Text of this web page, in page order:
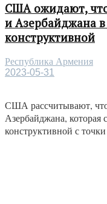
США ожидают,
и Азербайджана
конструктивной
Республика Армения
2023-05-31
США рассчитывают,
Азербайджана, которая
конструктивной с